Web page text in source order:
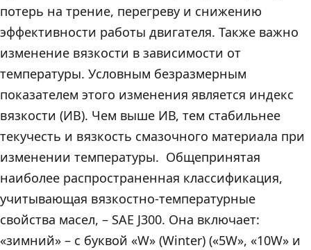
потерь на трение, перегреву и снижению
эффективности работы двигателя. Также важно
изменение вязкости в зависимости от
температуры. Условным безразмерным
показателем этого изменения является индекс
вязкости (ИВ). Чем выше ИВ, тем стабильнее
текучесть и вязкость смазочного материала при
изменении температуры. Общепринятая
наиболее распространенная классификация,
учитывающая вязкостно-температурные
свойства масел, – SAE J300. Она включает:
«зимний» – с буквой «W» (Winter) («5W», «10W» и